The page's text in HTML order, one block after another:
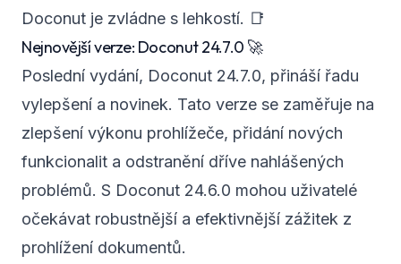
Doconut je zvládne s lehkostí. 📑
Nejnovější verze: Doconut 24.7.0 🚀
Poslední vydání, Doconut 24.7.0, přináší řadu
vylepšení a novinek. Tato verze se zaměřuje na
zlepšení výkonu prohlížeče, přidání nových
funkcionalit a odstranění dříve nahlášených
problémů. S Doconut 24.6.0 mohou uživatelé
očekávat robustnější a efektivnější zážitek z
prohlížení dokumentů.